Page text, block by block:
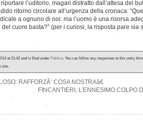
l’uditorio, magari distratto dall’attesa del
ritorno circolare all’urgenza della cronaca:
a ognuno di noi: ma l’uomo è una risorsa
cuore basta?” (per i curiosi, la risposta pare sia
at 21:42 and is filed underPolitica. You can follow any responses to this entry
site.
RAFFORZÃ’ COSA NOSTRAâ€
FINCANTIERI, L’ENNESIMO COLPO